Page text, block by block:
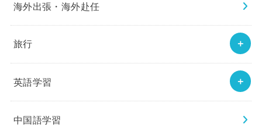
海外出張・海外赴任
旅行
英語学習
中国語学習